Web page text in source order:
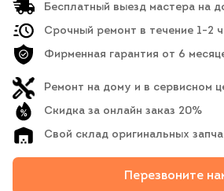
Бесплатный выезд мастера на
Срочный ремонт в течение 1-2
Фирменная гарантия от 6
Ремонт на дому и в сервисном
Скидка за онлайн заказ 20%
Свой склад оригинальных
Перезвоните